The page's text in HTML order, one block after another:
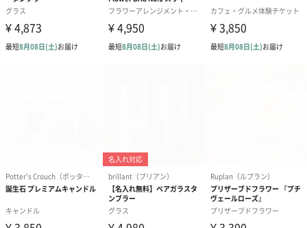
シーズンブーケ（ひま
わり）（1,880円）
ブーケ（ホワイトグリ
ーン）（1,650円）
ブーケ（ピン
（1,650円）